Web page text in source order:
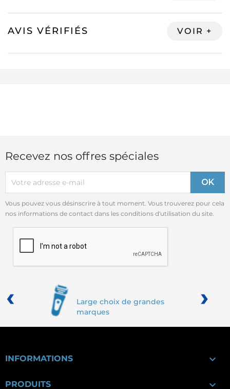
AVIS VÉRIFIÉS
Recevez nos offres spéciales
Vous pouvez vous désinscrire à tout moment. Vous trouverez pour cela
nos informations de contact dans les conditions d'utilisation du site.
Large choix de grandes
marques
‹ ›
INFORMATIONS 
PRODUITS 